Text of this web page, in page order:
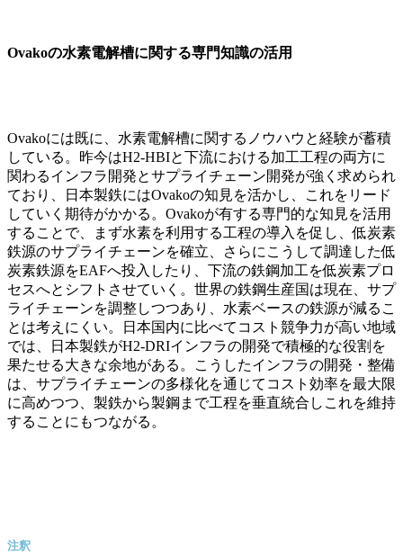
Ovakoの水素電解槽に関する専門知識の活用
Ovakoには既に、水素電解槽に関するノウハウと経験が蓄積
している。昨今はH2-HBIと下流における加工工程の両方に
関わるインフラ開発とサプライチェーン開発が強く求められ
ており、日本製鉄にはOvakoの知見を活かし、これをリード
していく期待がかかる。Ovakoが有する専門的な知見を活用
することで、まず水素を利用する工程の導入を促し、低炭素
鉄源のサプライチェーンを確立、さらにこうして調達した低
炭素鉄源をEAFへ投入したり、下流の鉄鋼加工を低炭素プロ
セスへとシフトさせていく。世界の鉄鋼生産国は現在、サプ
ライチェーンを調整しつつあり、水素ベースの鉄源が減るこ
とは考えにくい。日本国内に比べてコスト競争力が高い地域
では、日本製鉄がH2-DRIインフラの開発で積極的な役割を
果たせる大きな余地がある。こうしたインフラの開発・整備
は、サプライチェーンの多様化を通じてコスト効率を最大限
に高めつつ、製鉄から製鋼まで工程を垂直統合しこれを維持
することにもつながる。
注釈